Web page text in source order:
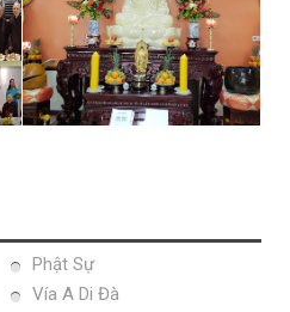
Phật Sự
Vía A Di Đà